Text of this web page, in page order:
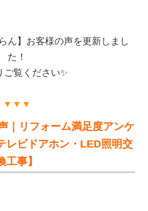
ん】お客様の声を更新しまし
た！
ご覧ください✨
▼▼▼
｜リフォーム満足度アンケ
ビドアホン・LED照明交
工事】